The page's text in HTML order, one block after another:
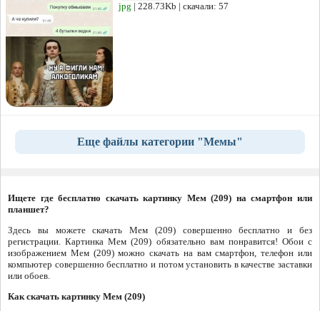
jpg | 228.73Kb | скачали: 57
Еще файлы категории "Мемы"
Ищете где бесплатно скачать картинку Мем (209) на смартфон или
планшет?
Здесь вы можете скачать Мем (209) совершенно бесплатно и без
регистрации. Картинка Мем (209) обязательно вам понравится! Обои с
изображением Мем (209) можно скачать на вам смартфон, телефон или
компьютер совершенно бесплатно и потом установить в качестве заставки
или обоев.
Как скачать картинку Мем (209)